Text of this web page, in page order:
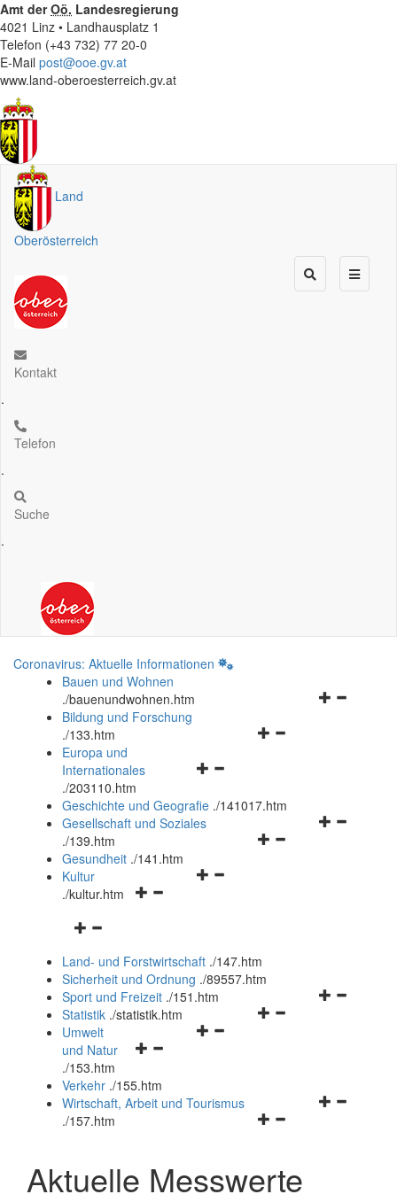
Amt derOö. Landesregierung
4021 Linz • Landhausplatz 1
Telefon (+43 732) 77 20-0
E-Mail post@ooe.gv.at
www.land-oberoesterreich.gv.at
Land
Oberösterreich
Kontakt
.
Telefon
.
Suche
.
Coronavirus: Aktuelle Informationen
Bauen und Wohnen
./bauenundwohnen.htm
Navigationsmenü
Bildung und Forschung
./133.htm
Navigationsmenü
und
schließen
Europa und
Internationales
./203110.htm
Geschichte und Geografie ./141017.htm
Navigationsmenü
Gesellschaft und Soziales
./139.htm
Navigationsmenü
Gesundheit ./141.htm
Navigationsmenü
Kultur
./kultur.htm
Navigationsmenü
und
schließen
Land- und Forstwirtschaft ./147.htm
Sicherheit und Ordnung ./89557.htm
Navigationsmenü
Sport und Freizeit ./151.htm
Navigationsmenü
Statistik ./statistik.htm
Navigationsmenü
und
schließen
Umwelt
und Natur
./153.htm
Verkehr ./155.htm
Navigationsmenü
schließen
Wirtschaft, Arbeit und Tourismus
./157.htm
Aktuelle Messwerte